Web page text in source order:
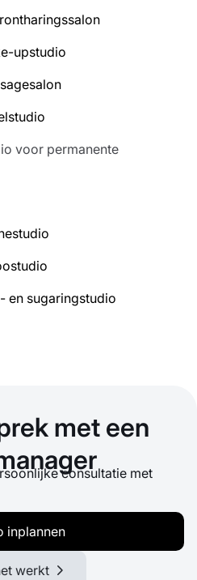
upstudio
voor permanente
en sugaringstudio
met een
consultatie met
inplannen
werkt